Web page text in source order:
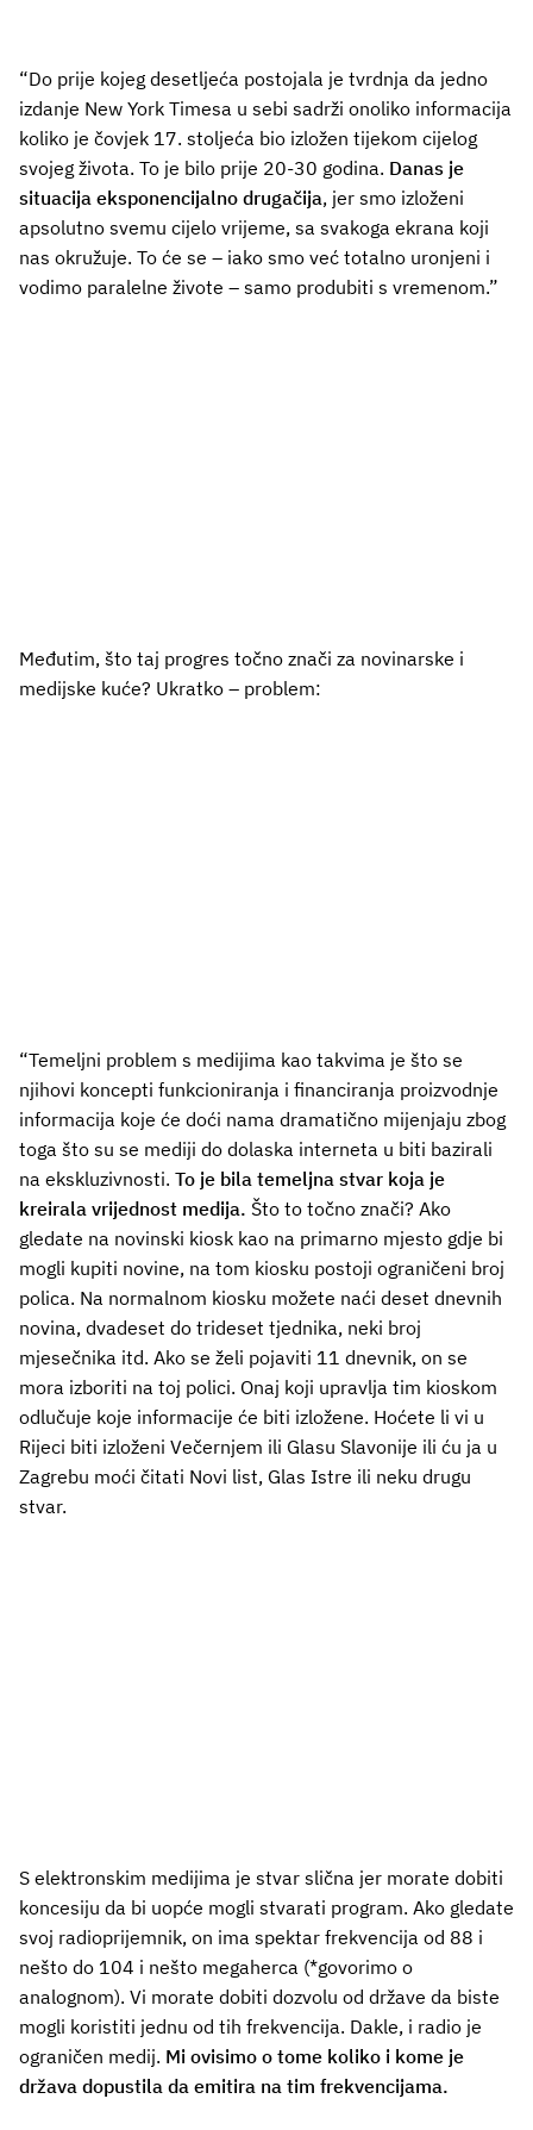
“Do prije kojeg desetljeća postojala je tvrdnja da jedno
izdanje New York Timesa u sebi sadrži onoliko informacija
koliko je čovjek 17. stoljeća bio izložen tijekom cijelog
svojeg života. To je bilo prije 20-30 godina. Danas je
situacija eksponencijalno drugačija, jer smo izloženi
apsolutno svemu cijelo vrijeme, sa svakoga ekrana koji
nas okružuje. To će se – iako smo već totalno uronjeni i
vodimo paralelne živote – samo produbiti s vremenom.”
Međutim, što taj progres točno znači za novinarske i
medijske kuće? Ukratko – problem:
“Temeljni problem s medijima kao takvima je što se
njihovi koncepti funkcioniranja i financiranja proizvodnje
informacija koje će doći nama dramatično mijenjaju zbog
toga što su se mediji do dolaska interneta u biti bazirali
na ekskluzivnosti. To je bila temeljna stvar koja je
kreirala vrijednost medija. Što to točno znači? Ako
gledate na novinski kiosk kao na primarno mjesto gdje bi
mogli kupiti novine, na tom kiosku postoji ograničeni broj
polica. Na normalnom kiosku možete naći deset dnevnih
novina, dvadeset do trideset tjednika, neki broj
mjesečnika itd. Ako se želi pojaviti 11 dnevnik, on se
mora izboriti na toj polici. Onaj koji upravlja tim kioskom
odlučuje koje informacije će biti izložene. Hoćete li vi u
Rijeci biti izloženi Večernjem ili Glasu Slavonije ili ću ja u
Zagrebu moći čitati Novi list, Glas Istre ili neku drugu
stvar.
S elektronskim medijima je stvar slična jer morate dobiti
koncesiju da bi uopće mogli stvarati program. Ako gledate
svoj radioprijemnik, on ima spektar frekvencija od 88 i
nešto do 104 i nešto megaherca (*govorimo o
analognom). Vi morate dobiti dozvolu od države da biste
mogli koristiti jednu od tih frekvencija. Dakle, i radio je
ograničen medij. Mi ovisimo o tome koliko i kome je
država dopustila da emitira na tim frekvencijama.